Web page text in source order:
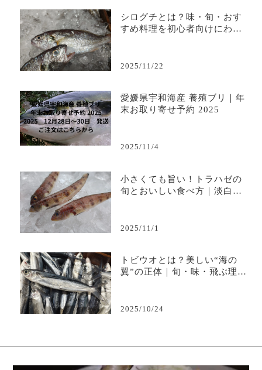
シログチとは？味・旬・おす
すめ料理を初心者向けにわか
2025/11/22
愛媛県宇和海産 養殖ブリ｜年
末お取り寄せ予約 2025
2025/11/4
小さくても旨い！トラハゼの
旬とおいしい食べ方｜淡白で
2025/11/1
トビウオとは？美しい“海の
翼”の正体｜旬・味・飛ぶ理由
2025/10/24